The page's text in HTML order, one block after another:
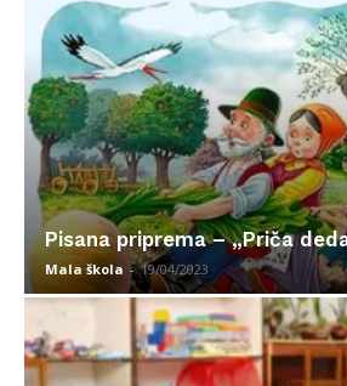
Pisana priprema – „Priča
Mala škola - 19/04/2023